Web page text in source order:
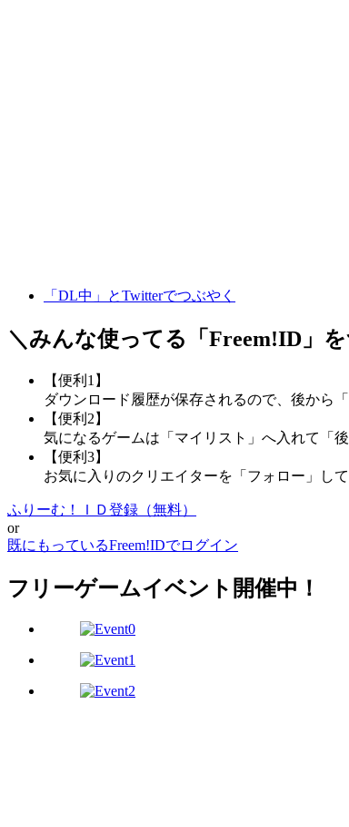
「DL中」とTwitterでつぶやく
＼みんな使ってる「 Freem!ID 」
【便利1】
ダウンロード履歴が保存されるので、後から
【便利2】
気になるゲームは「マイリスト」へ入れて「
【便利3】
お気に入りのクリエイターを「フォロー」し
ふりーむ！ＩＤ登録（無料）
or
既にもっているFreem!IDでログイン
フリーゲームイベント開催中！